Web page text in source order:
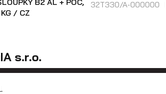
B2 AL + POČ,
/ CZ
32T330/A-000000
s.r.o.